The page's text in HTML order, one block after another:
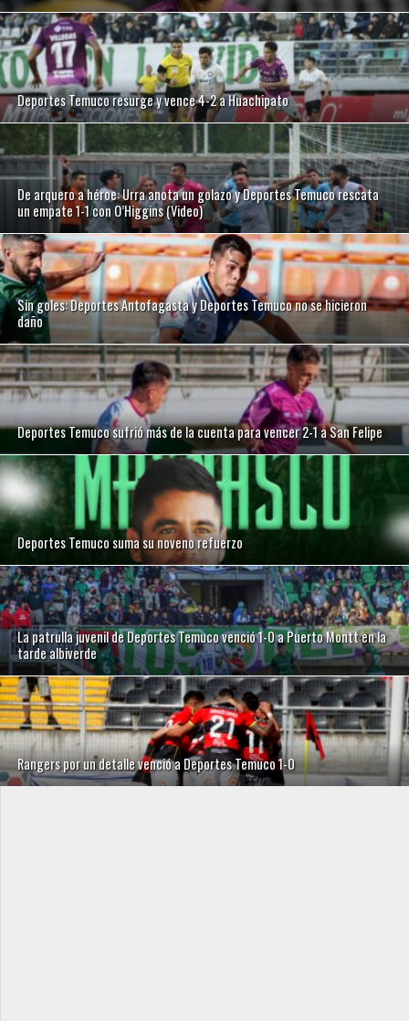
Deportes Temuco resurge y vence 4-2 a Huachipato
De arquero a héroe: Urra anota un golazo y Deportes Temuco rescata
un empate 1-1 con O’Higgins (Video)
Sin goles: Deportes Antofagasta y Deportes Temuco no se hicieron
daño
Deportes Temuco sufrió más de la cuenta para vencer 2-1 a San Felipe
Deportes Temuco suma su noveno refuerzo
La patrulla juvenil de Deportes Temuco venció 1-0 a Puerto Montt en la
tarde albiverde
Rangers por un detalle venció a Deportes Temuco 1-0